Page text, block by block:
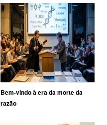
Bem-vindo à era da morte da
razão